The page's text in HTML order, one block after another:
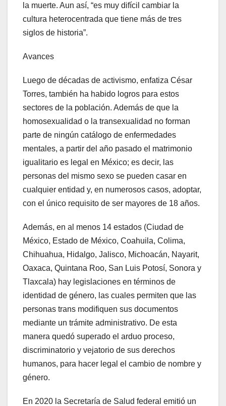
la muerte. Aun así, “es muy difícil cambiar la
cultura heterocentrada que tiene más de tres
siglos de historia”.
Avances
Luego de décadas de activismo, enfatiza César
Torres, también ha habido logros para estos
sectores de la población. Además de que la
homosexualidad o la transexualidad no forman
parte de ningún catálogo de enfermedades
mentales, a partir del año pasado el matrimonio
igualitario es legal en México; es decir, las
personas del mismo sexo se pueden casar en
cualquier entidad y, en numerosos casos, adoptar,
con el único requisito de ser mayores de 18 años.
Además, en al menos 14 estados (Ciudad de
México, Estado de México, Coahuila, Colima,
Chihuahua, Hidalgo, Jalisco, Michoacán, Nayarit,
Oaxaca, Quintana Roo, San Luis Potosí, Sonora y
Tlaxcala) hay legislaciones en términos de
identidad de género, las cuales permiten que las
personas trans modifiquen sus documentos
mediante un trámite administrativo. De esta
manera quedó superado el arduo proceso,
discriminatorio y vejatorio de sus derechos
humanos, para hacer legal el cambio de nombre y
género.
En 2020 la Secretaría de Salud federal emitió un